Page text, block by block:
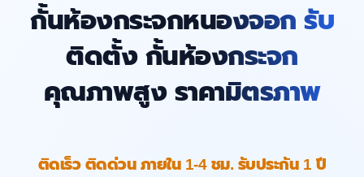
กั้นห้องกระจกหนองจอก รับ
ติดตั้ง กั้นห้องกระจก
คุณภาพสูง ราคามิตรภาพ
ติดเร็ว ติดด่วน ภายใน 1-4 ชม. รับประกัน 1 ปี